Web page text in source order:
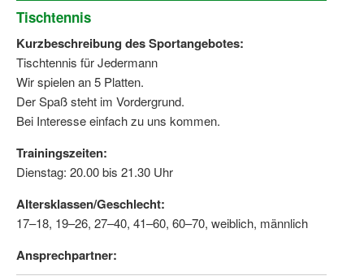
Tischtennis
Kurzbeschreibung des Sportangebotes:
Tischtennis für Jedermann
Wir spielen an 5 Platten.
Der Spaß steht im Vordergrund.
Bei Interesse einfach zu uns kommen.
Trainingszeiten:
Dienstag: 20.00 bis 21.30 Uhr
Altersklassen/Geschlecht:
17–18, 19–26, 27–40, 41–60, 60–70, weiblich, männlich
Ansprechpartner: